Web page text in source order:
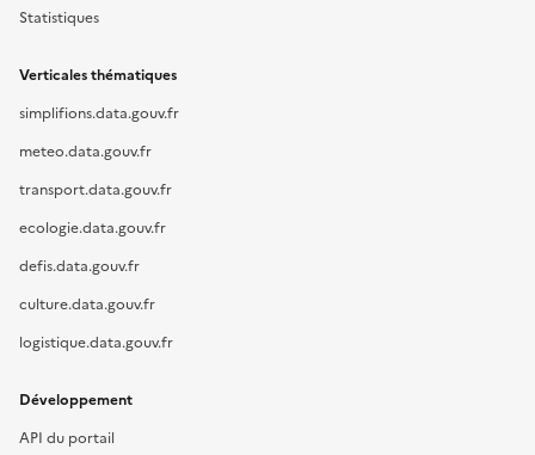
Statistiques
Verticales thématiques
simplifions.data.gouv.fr
meteo.data.gouv.fr
transport.data.gouv.fr
ecologie.data.gouv.fr
defis.data.gouv.fr
culture.data.gouv.fr
logistique.data.gouv.fr
Développement
API du portail